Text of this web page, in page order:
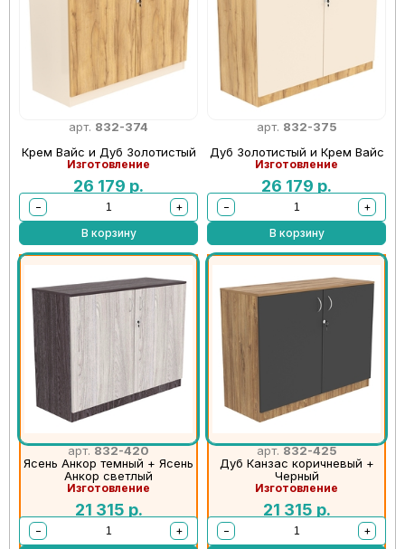
арт. 832-374
Крем Вайс и Дуб Золотистый
Изготовление
26 179 р.
−
+
В корзину
арт. 832-375
Дуб Золотистый и Крем Вайс
Изготовление
26 179 р.
−
+
В корзину
арт.832-420
Ясень Анкор темный + Ясень
Анкор светлый
Изготовление
21 315 р.
−
+
арт.832-425
Дуб Канзас коричневый +
Черный
Изготовление
21 315 р.
−
+